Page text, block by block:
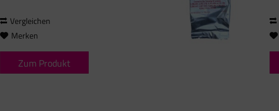
Vergleichen
Merken
Zum Produkt